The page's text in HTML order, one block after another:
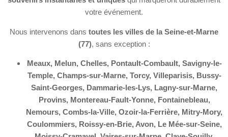
votre événement.
Nous intervenons dans toutes les villes de la Seine-et-Marne
(77), sans exception :
Meaux, Melun, Chelles, Pontault-Combault, Savigny-le-
Temple, Champs-sur-Marne, Torcy, Villeparisis, Bussy-
Saint-Georges, Dammarie-les-Lys, Lagny-sur-Marne,
Provins, Montereau-Fault-Yonne, Fontainebleau,
Nemours, Combs-la-Ville, Ozoir-la-Ferrière, Mitry-Mory,
Coulommiers, Roissy-en-Brie, Avon, Le Mée-sur-Seine,